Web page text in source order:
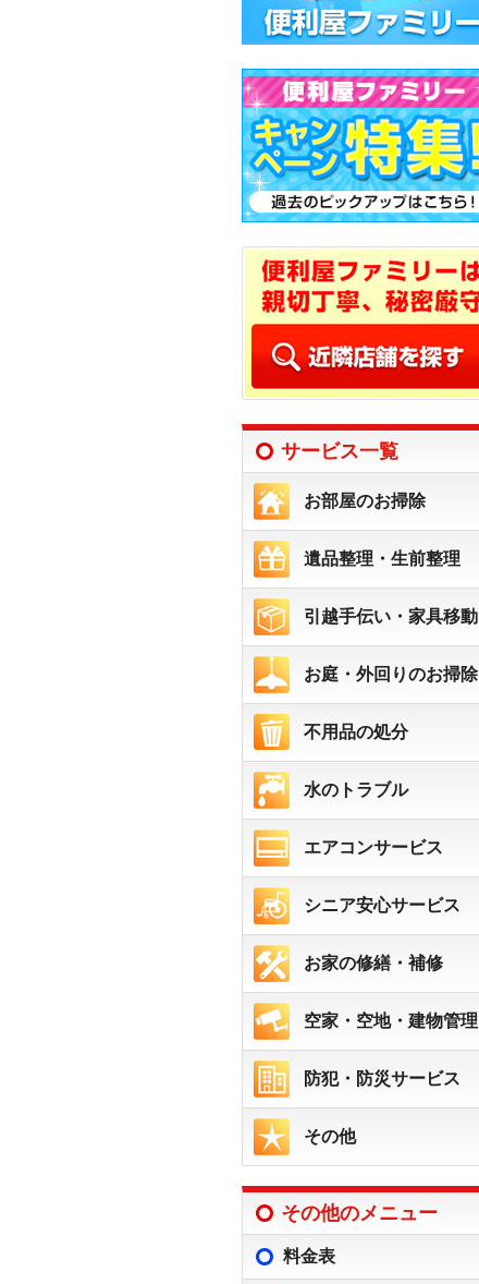
サービス一覧
お部屋のお掃除
遺品整理・生前整理
引越手伝い・家具移動
お庭・外回りのお掃除
不用品の処分
水のトラブル
エアコンサービス
シニア安心サービス
お家の修繕・補修
空家・空地・建物管理
防犯・防災サービス
その他
その他のメニュー
料金表